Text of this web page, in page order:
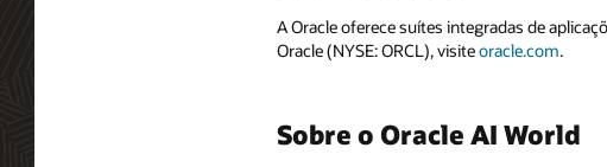
A Oracle oferece suítes integradas de
Oracle (NYSE: ORCL), visiteoracle.com.
Sobre o Oracle AI World